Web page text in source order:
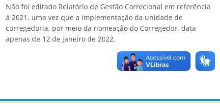
Não foi editado Relatório de Gestão Correcional em referência
à 2021, uma vez que a implementação da unidade de
corregedoria, por meio da nomeação do Corregedor, data
apenas de 12 de janeiro de 2022.